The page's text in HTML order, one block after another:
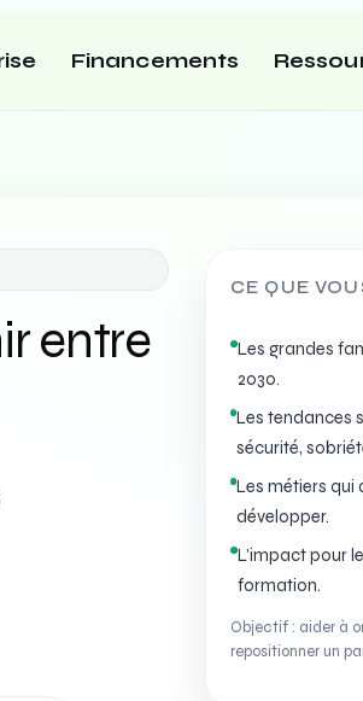
Financements
entre
CE QUE
Les grandes
2030.
Les tendances
sécurité,
Les métiers qui
développer.
L’impact pour
formation.
Objectif : aider à
repositionner un